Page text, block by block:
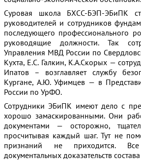
Суровая школа БХСС-БЭП-ЭБиПК
руководителей и сотрудников
последующего профессионального
руководящие должности. Так
Управления МВД России по
Кухта, Е.С. Галкин, К.А.Скорых —
Ипатов – возглавляет службу
Кургане, А.Ю. Уфимцев — в
России по УрФО.
Сотрудники ЭБиПК имеют дело с
хорошо замаскированными. Они
документами — осторожно,
просчитывая каждый шаг. Тут не
признаний не приходится.
документальных доказательств